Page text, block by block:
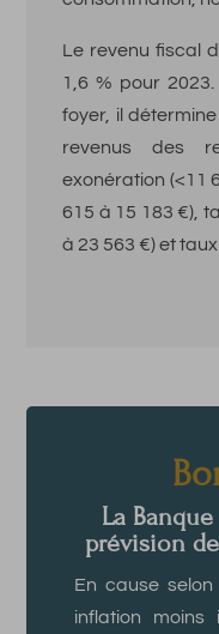
Le revenu fiscal
1,6 % pour
foyer, il
revenus des
exonération (<11
615 à 15 183 €),
à 23 563 €) et
La
prévision
En cause
inflation moins